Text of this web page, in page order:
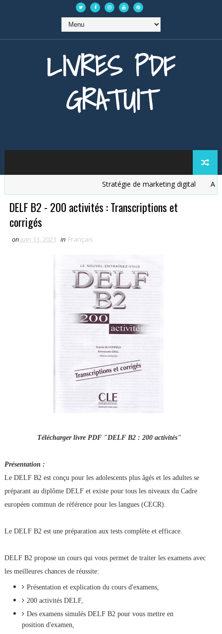
LIVRES PDF
GRATUIT
Stratégie de marketing digital
DELF B2 - 200 activités : Transcriptions et
corrigés
on juin 13, 2021 in Français
Télécharger livre PDF "DELF B2 : 200 activités"
Présentation :
Le DELF B2 est conçu pour les adolescents plus âgés et les adultes se
préparant au diplôme DELF et existe pour tous les niveaux du Cadre
européen commun de référence pour les langues (CECR).
Le DELF B2 est une préparation aux tests complète et efficace.
DELF B2 propose un cours qui vous permet de traiter les examens avec
les meilleures chances de réussite:
Présentation et explication du cours d'examens,
200 activités DELF,
Des examens simulés DELF B2 pour vous mettre en
position d'examen,